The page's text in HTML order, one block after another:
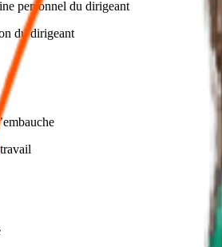
personnel du dirigeant
du dirigeant